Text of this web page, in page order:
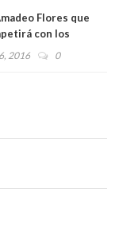
Flores que
con los
2016 0